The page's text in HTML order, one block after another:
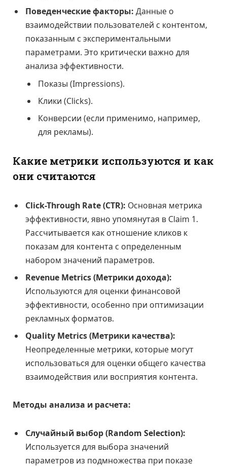
Поведенческие факторы: Данные о
взаимодействии пользователей с контентом,
показанным с экспериментальными
параметрами. Это критически важно для
анализа эффективности.
Показы (Impressions).
Клики (Clicks).
Конверсии (если применимо, например,
для рекламы).
Какие метрики используются и как
они считаются
Click-Through Rate (CTR): Основная метрика
эффективности, явно упомянутая в Claim 1.
Рассчитывается как отношение кликов к
показам для контента с определенным
набором значений параметров.
Revenue Metrics (Метрики дохода):
Используются для оценки финансовой
эффективности, особенно при оптимизации
рекламных форматов.
Quality Metrics (Метрики качества):
Неопределенные метрики, которые могут
использоваться для оценки общего качества
взаимодействия или восприятия контента.
Методы анализа и расчета:
Случайный выбор (Random Selection):
Используется для выбора значений
параметров из подмножества при показе